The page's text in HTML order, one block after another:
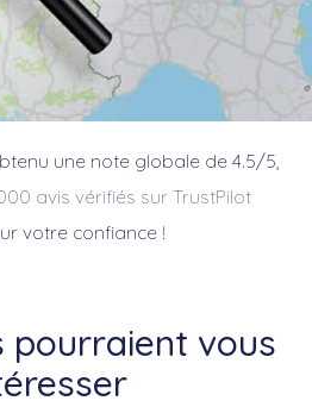
une note globale de 4.5/5,
avis vérifiés sur TrustPilot
votre confiance !
pourraient vous